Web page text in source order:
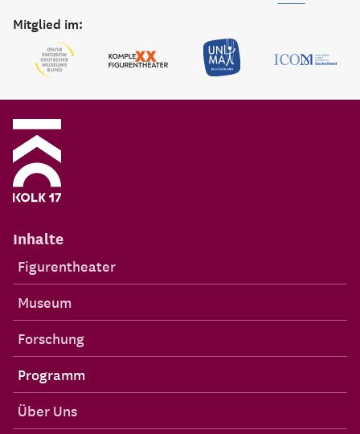
Mitglied im:
Inhalte
Figurentheater
Museum
Forschung
Programm
Über Uns